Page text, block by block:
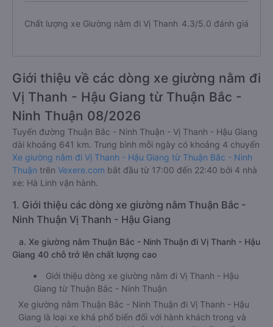
Chất lượng xe Giường nằm đi Vị Thanh 4.3/5.0 đánh giá
Giới thiệu về các dòng xe giường nằm đi
Vị Thanh - Hậu Giang từ Thuận Bắc -
Ninh Thuận 08/2026
Tuyến đường Thuận Bắc - Ninh Thuận - Vị Thanh - Hậu Giang
dài khoảng 641 km. Trung bình mỗi ngày có khoảng 4 chuyến
Xe giường nằm đi Vị Thanh - Hậu Giang từ Thuận Bắc - Ninh
Thuận trên Vexere.com bắt đầu từ 17:00 đến 22:40 bởi 4 nhà
xe: Hà Linh vận hành.
1. Giới thiệu các dòng xe giường nằm Thuận Bắc -
Ninh Thuận Vị Thanh - Hậu Giang
a. Xe giường nằm Thuận Bắc - Ninh Thuận đi Vị Thanh - Hậu
Giang 40 chỗ trở lên chất lượng cao
Giới thiệu dòng xe giường nằm đi Vị Thanh - Hậu
Giang từ Thuận Bắc - Ninh Thuận
Xe giường nằm Thuận Bắc - Ninh Thuận đi Vị Thanh - Hậu
Giang là loại xe khá phổ biến đối với hành khách trong và